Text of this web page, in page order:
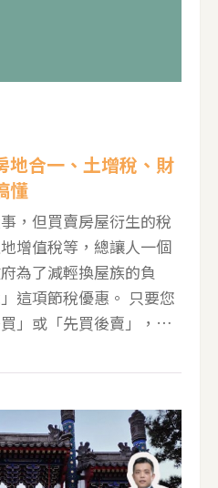
窗、外推曬衣架 水電與
明設
地合一、土增稅、財
懂
，但買賣房屋衍生的稅
增值稅等，總讓人一個
為了減輕換屋族的負
這項節稅優惠。 只要您
」或「先買後賣」，並
將帶您一次搞懂三種主
並透過案例試算，讓您
一關：我適用哪種稅制？
退稅要件前，要先判斷您